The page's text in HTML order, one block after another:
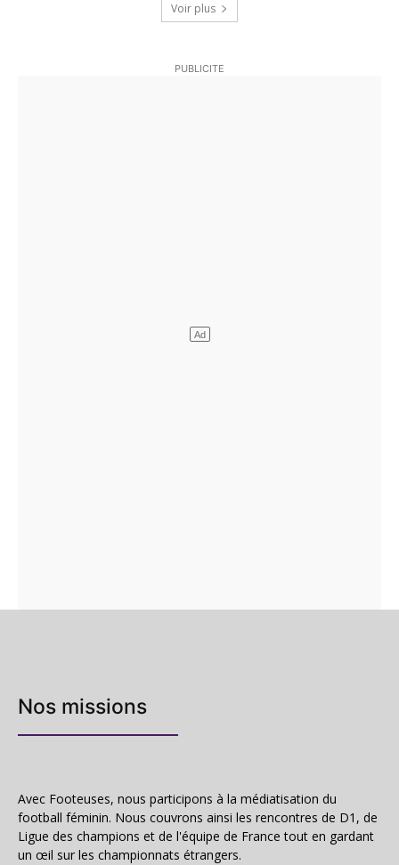
Voir plus
Nos missions
Avec Footeuses, nous participons à la médiatisation du
football féminin. Nous couvrons ainsi les rencontres de D1, de
Ligue des champions et de l'équipe de France tout en gardant
un œil sur les championnats étrangers.